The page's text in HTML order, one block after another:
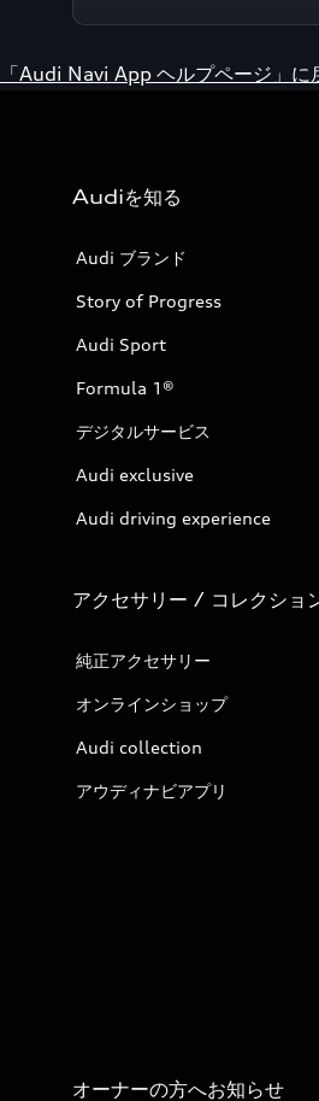
「Audi Navi App ヘルプページ」に
Audiを知る
Audi ブランド
Story of Progress
Audi Sport
Formula 1®
デジタルサービス
Audi exclusive
Audi driving experience
アクセサリー / コレクショ
純正アクセサリー
オンラインショップ
Audi collection
アウディナビアプリ
オーナーの方へお知らせ